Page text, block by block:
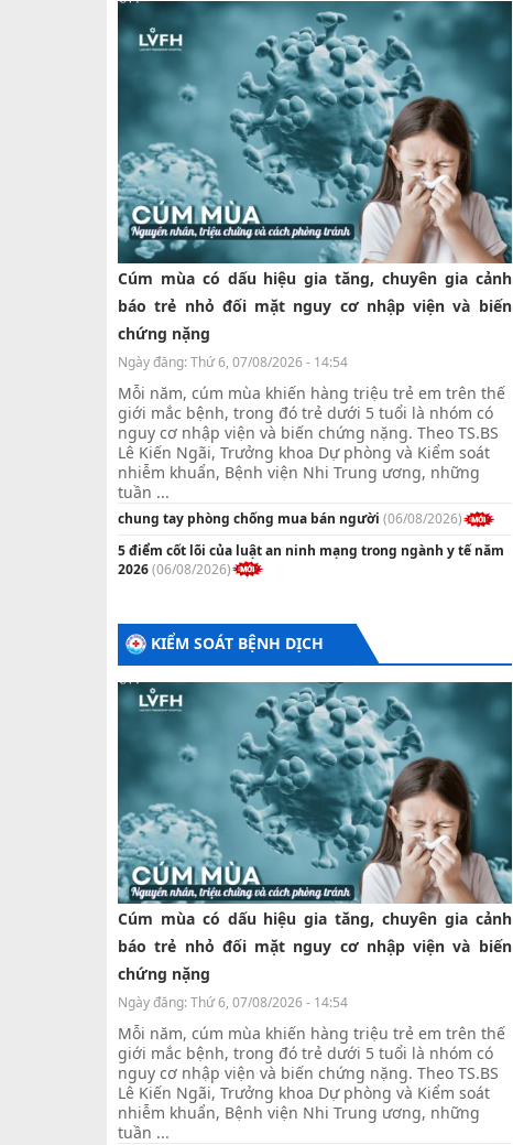
Cúm mùa có dấu hiệu gia tăng, chuyên gia cảnh
báo trẻ nhỏ đối mặt nguy cơ nhập viện và biến
chứng nặng
Ngày đăng:Thứ 6, 07/08/2026 - 14:54
Mỗi năm, cúm mùa khiến hàng triệu trẻ em trên thế
giới mắc bệnh, trong đó trẻ dưới 5 tuổi là nhóm có
nguy cơ nhập viện và biến chứng nặng. Theo TS.BS
Lê Kiến Ngãi, Trưởng khoa Dự phòng và Kiểm soát
nhiễm khuẩn, Bệnh viện Nhi Trung ương, những
tuần ...
chung tay phòng chống mua bán người (06/08/2026)
5 điểm cốt lõi của luật an ninh mạng trong ngành y tế năm
2026(06/08/2026)
KIỂM SOÁT BỆNH DỊCH
Cúm mùa có dấu hiệu gia tăng, chuyên gia cảnh
báo trẻ nhỏ đối mặt nguy cơ nhập viện và biến
chứng nặng
Ngày đăng:Thứ 6, 07/08/2026 - 14:54
Mỗi năm, cúm mùa khiến hàng triệu trẻ em trên thế
giới mắc bệnh, trong đó trẻ dưới 5 tuổi là nhóm có
nguy cơ nhập viện và biến chứng nặng. Theo TS.BS
Lê Kiến Ngãi, Trưởng khoa Dự phòng và Kiểm soát
nhiễm khuẩn, Bệnh viện Nhi Trung ương, những
tuần ...